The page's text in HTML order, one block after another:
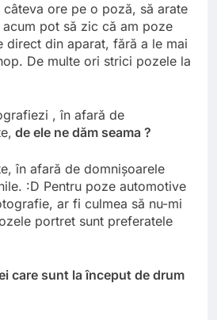
câteva ore pe o poză, să arate
pot să zic că am poze
direct din aparat, fără a le mai
De multe ori strici pozele la
, în afară de
de ele ne dăm seama ?
în afară de domnişoarele
:D Pentru poze automotive
ar fi culmea să nu-mi
portret sunt preferatele
care sunt la început de drum